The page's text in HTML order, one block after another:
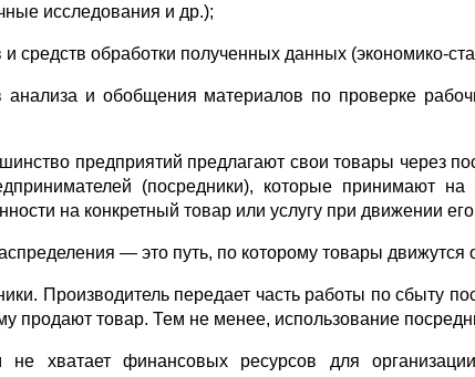
исследования и др.);
и средств обработки полученных данных (экономико-
анализа и обобщения материалов по проверке
предприятий предлагают свои товары через
(посредники), которые принимают
на конкретный товар или услугу при движении
— это путь, по которому товары движутся
Производитель передает часть работы по сбыту
продают товар. Тем не менее, использование
хватает финансовых ресурсов для